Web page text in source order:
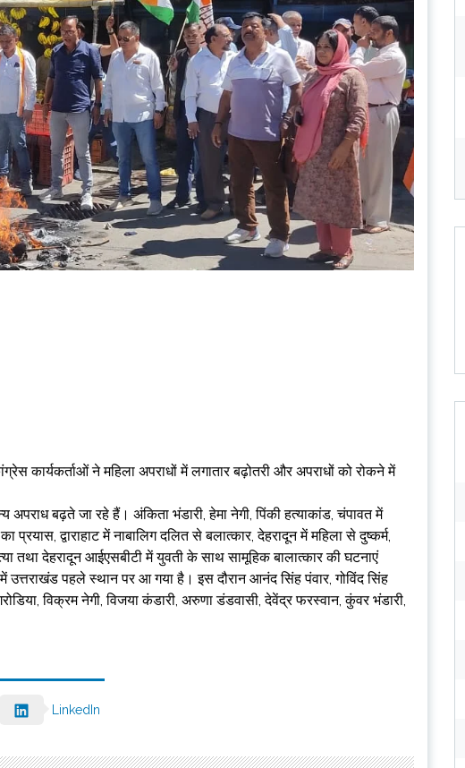
कार्यकर्ताओं ने महिला अपराधों में लगातार बढ़ोतरी और अपराधों को रोकने में
बढ़ते जा रहे हैं। अंकिता भंडारी, हेमा नेगी, पिंकी हत्याकांड, चंपावत में
द्वाराहाट में नाबालिग दलित से बलात्कार, देहरादून में महिला से दुष्कर्म,
तथा देहरादून आईएसबीटी में युवती के साथ सामूहिक बालात्कार की घटनाएं
उत्तराखंड पहले स्थान पर आ गया है। इस दौरान आनंद सिंह पंवार, गोविंद सिंह
विक्रम नेगी, विजया कंडारी, अरुणा डंडवासी, देवेंद्र फरस्वान, कुंवर भंडारी,
LinkedIn